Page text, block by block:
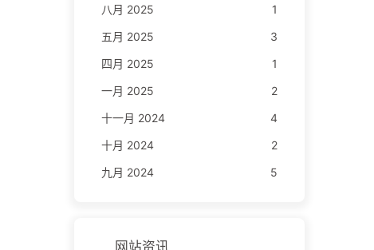
八月 2025
1
五月 2025
3
四月 2025
1
一月 2025
2
十一月 2024
4
十月 2024
2
九月 2024
5